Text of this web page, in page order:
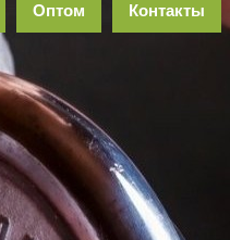
Оптом Контакты